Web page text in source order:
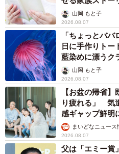
山岡 もと子
2026.08.07
「ちょっとバ
日に手作りト
藍染めに漂う
ごい」山岡 もと子
2026.08.07
【お盆の帰省
り疲れる」 気
感ギャップ鮮明
まいどなニュース
2026.08.07
父は「エミー